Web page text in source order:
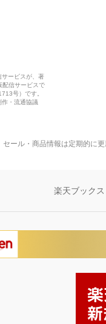
ービスが、著
配信サービスで
号）です。
・流通協議
セール・商品情報は定期的に
楽天ブック